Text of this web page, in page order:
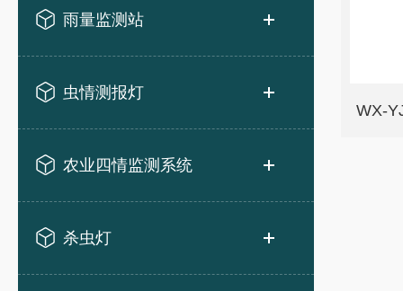
雨量监测站
虫情测报灯
农业四情监测系统
杀虫灯
WX-